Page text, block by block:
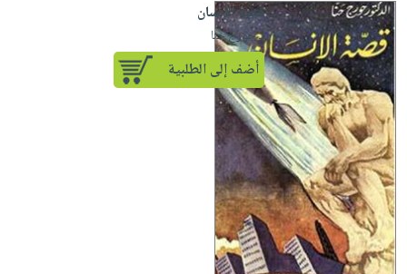
قصة الإنسان
لـ جورج حنا
أضف إلى الطلبية